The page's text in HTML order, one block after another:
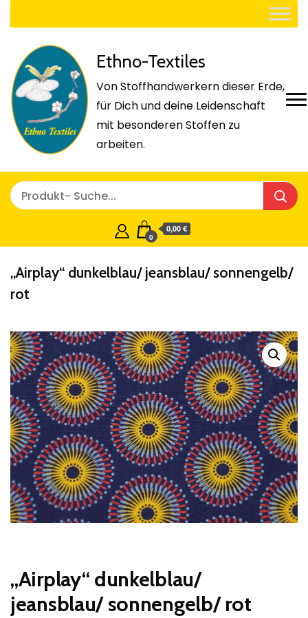
Ethno-Textiles
Von Stoffhandwerkern dieser Erde,
für Dich und deine Leidenschaft
mit besonderen Stoffen zu
arbeiten.
0
0,00 €
„Airplay“ dunkelblau/ jeansblau/ sonnengelb/
rot
„Airplay“ dunkelblau/
jeansblau/ sonnengelb/ rot